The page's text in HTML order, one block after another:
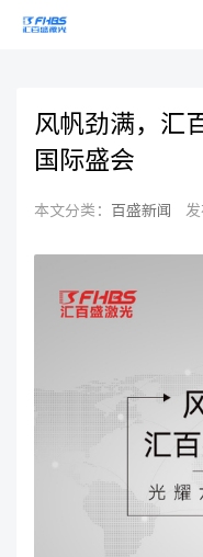
风帆劲满，汇
国际盛会
本文分类： 百盛新闻 发